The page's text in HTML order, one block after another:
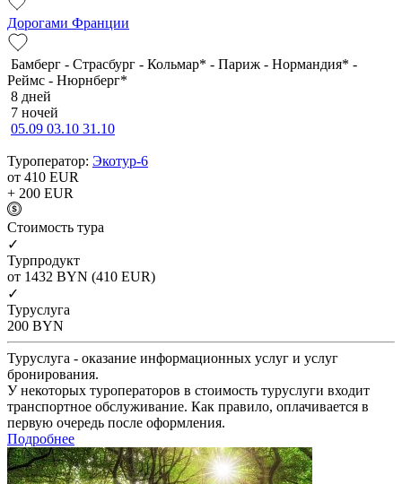
Дорогами Франции
Бамберг - Страсбург - Кольмар* - Париж - Нормандия* -
Реймс - Нюрнберг*
8 дней
7 ночей
05.09 03.10 31.10
Туроператор: Экотур-6
от 410 EUR
+ 200 EUR
Cтоимость тура
✓
Турпродукт
от 1432 BYN (410 EUR)
✓
Туруслуга
200 BYN
Туруслуга - оказание информационных услуг и услуг
бронирования.
У некоторых туроператоров в стоимость туруслуги входит
транспортное обслуживание. Как правило, оплачивается в
первую очередь после оформления.
Подробнее